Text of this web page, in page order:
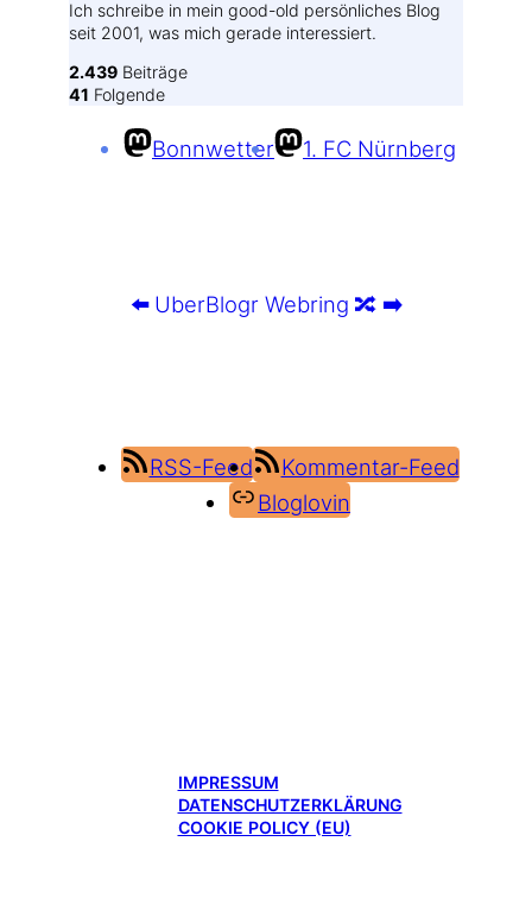
Ich schreibe in mein good-old persönliches Blog
seit 2001, was mich gerade interessiert.
2.439 Beiträge
41 Folgende
Bonnwetter 1. FC Nürnberg
⬅️ UberBlogr Webring 🔀 ➡️
RSS-Feed
Kommentar-Feed
Bloglovin
IMPRESSUM
DATENSCHUTZERKLÄRUNG
COOKIE POLICY (EU)